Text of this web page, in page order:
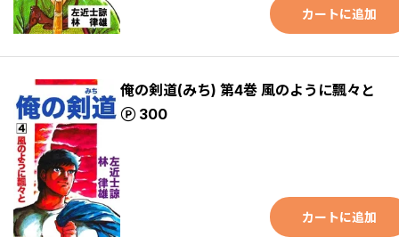
カートに追加
俺の剣道(みち) 第4巻 風のように飄々と
300
ポイント
カートに追加